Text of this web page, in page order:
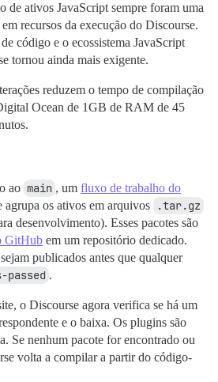
de ativos JavaScript sempre foram uma
recursos da execução do Discourse.
código e o ecossistema JavaScript
tornou ainda mais exigente.
reduzem o tempo de compilação
Ocean de 1GB de RAM de 45
ao main , um fluxo de trabalho do
agrupa os ativos em arquivos .tar.gz
desenvolvimento). Esses pacotes são
GitHub em um repositório dedicado.
publicados antes que qualquer
.
o Discourse agora verifica se há um
e o baixa. Os plugins são
Se nenhum pacote for encontrado ou
volta a compilar a partir do código-